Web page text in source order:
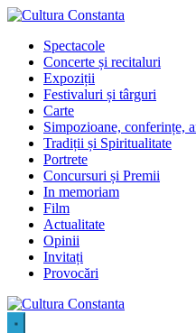
Sari
conținutSpectacole
Concerte și recitaluri
Expoziții
Festivaluri și târguri
Carte
Simpozioane, conferințe,
Tradiții și Spiritualitate
Portrete
Concursuri și Premii
In memoriam
Film
Actualitate
Opinii
Invitați
Provocări